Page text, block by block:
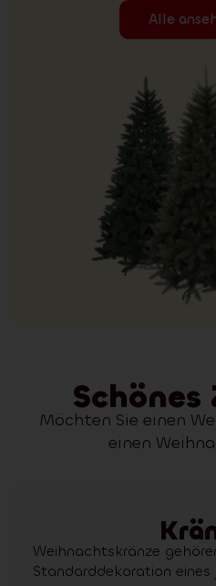
Alle
Schönes
Möchten Sie einen
einen
Weihnachtskränze
Standarddekoration eines